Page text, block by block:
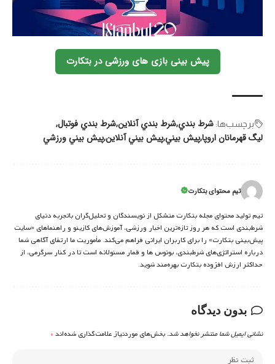
پیش بینی بازی های ورزشی در بتکارت
برچسب‌‌ها: شرط بنديشرط بندي آنلاينشرط بندي فوتبال
لیگ قهرمانان اروپاپيش بينيپيش بيني آنلاينپيش بيني ورزشي
تیم محتوای بتکارت
تیم تولید محتوای مجله بتکارت متشکل از نویسندگان و تحلیل‌گران باتجربه دنیای
شرط‌بندی است که هر روز تازه‌ترین اخبار ورزشی، آموزش‌های کازینو و راهنماهای «سایت
پیش‌بینی بتکارت» را برای کاربران ایرانی فراهم می‌کند. مأموریت ما ارتقای آگاهی شما
درباره استراتژی‌های شرطبندی، بونوس ها و قمار مسئولانه است تا در کنار سرگرمی، از
حداکثر ارزش افزوده بتکارت بهره‌مند شوید.
بدون دیدگاه
نشانی ایمیل شما منتشر نخواهد شد. بخش‌های موردنیاز علامت‌گذاری شده‌اند*